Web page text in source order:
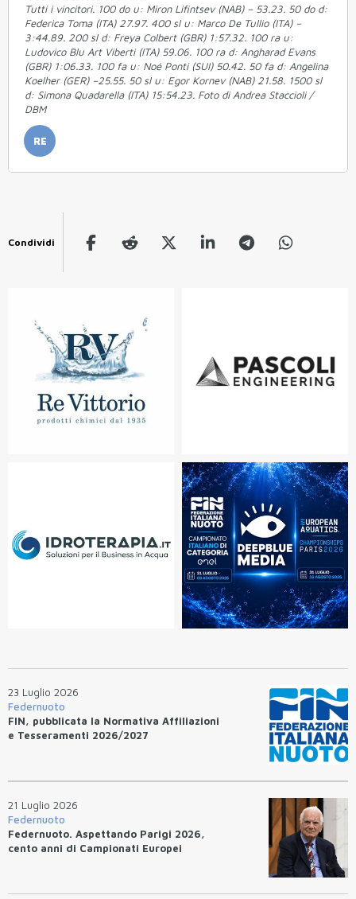
Tutti i vincitori. 100 do u: Miron Lifintsev (NAB) – 53.23. 50 do d:
Federica Toma (ITA) 27.97. 400 sl u: Marco De Tullio (ITA) –
3:44.89. 200 sl d: Freya Colbert (GBR) 1:57.32. 100 ra u:
Ludovico Blu Art Viberti (ITA) 59.06. 100 ra d: Angharad Evans
(GBR) 1:06.33. 100 fa u: Noé Ponti (SUI) 50.42. 50 fa d: Angelina
Koelher (GER) –25.55. 50 sl u: Egor Kornev (NAB) 21.58. 1500 sl
d: Simona Quadarella (ITA) 15:54.23. Foto di Andrea Staccioli /
DBM
RE
Condividi
23 Luglio 2026
Federnuoto
FIN, pubblicata la Normativa Affiliazioni
e Tesseramenti 2026/2027
21 Luglio 2026
Federnuoto
Federnuoto. Aspettando Parigi 2026,
cento anni di Campionati Europei